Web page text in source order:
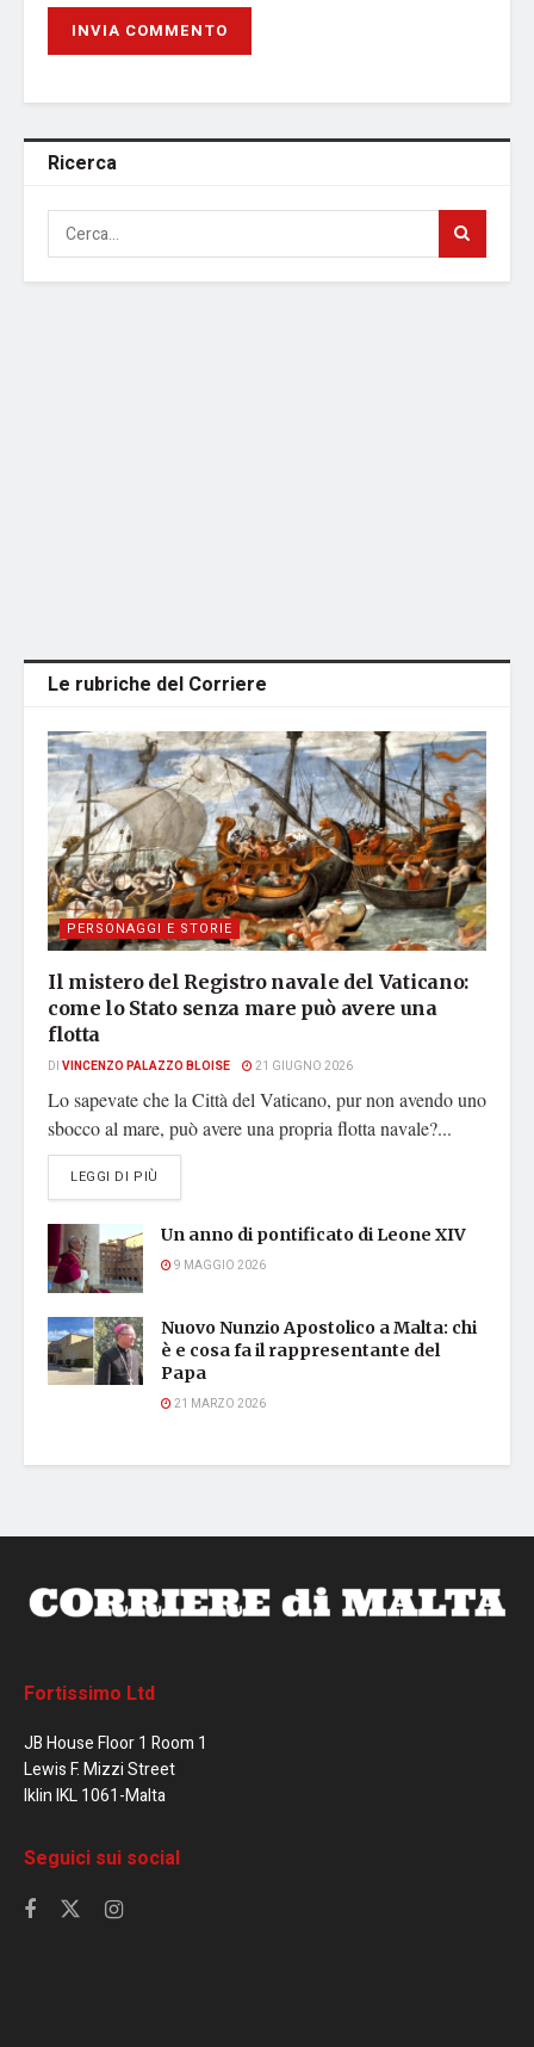
Ricerca
Le rubriche del Corriere
PERSONAGGI E STORIE
Il mistero del Registro navale del Vaticano:
come lo Stato senza mare può avere una
flotta
DI VINCENZO PALAZZO BLOISE 21 GIUGNO 2026
Lo sapevate che la Città del Vaticano, pur non avendo uno
sbocco al mare, può avere una propria flotta navale?...
LEGGI DI PIÙ
Un anno di pontificato di Leone XIV
9 MAGGIO 2026
Nuovo Nunzio Apostolico a Malta: chi
è e cosa fa il rappresentante del
Papa
21 MARZO 2026
Fortissimo Ltd
JB House Floor 1 Room 1
Lewis F. Mizzi Street
Iklin IKL 1061-Malta
Seguici sui social